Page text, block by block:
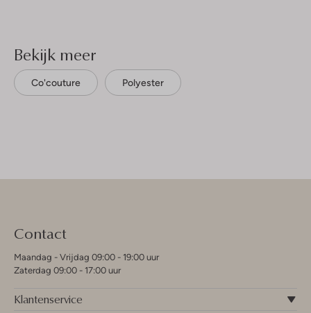
Bekijk meer
Co'couture Polyester
Contact
Maandag - Vrijdag 09:00 - 19:00 uur
Zaterdag 09:00 - 17:00 uur
Klantenservice